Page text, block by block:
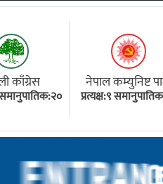
काँग्रेस
समानुपातिक:२०
नेपाल कम्युनिष्ट
(एमाले)
प्रत्यक्ष:९